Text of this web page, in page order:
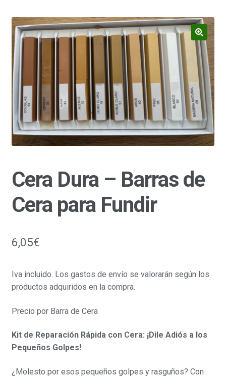
menú
hijo
Cera Dura – Barras de
Cera para Fundir
6,05€
Iva incluido. Los gastos de envío se valorarán según los
productos adquiridos en la compra.
Precio por Barra de Cera
Kit de Reparación Rápida con Cera: ¡Dile Adiós a los
Pequeños Golpes!
¿Molesto por esos pequeños golpes y rasguños? Con